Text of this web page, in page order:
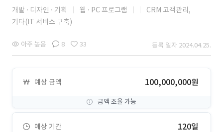
개발 디자인 기획 웹 PC 프로그램
CRM 고객관리,
기타(IT 서비스 구축)
아주 높음 8 33 등록 일자 2024.04.25.
예상 금액 100,000,000원
금액 조율 가능
예상 기간 120일